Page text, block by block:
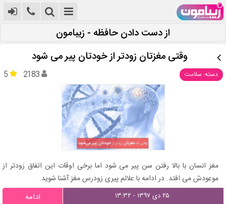
از دست دادن حافظه - زیبامون
وقتی مغزتان زودتر از خودتان پیر می شود
دسته: سلامت 5 2183
مغز انسان با بالا رفتن سن پیر می شود اما برخی اوقات این اتفاق زودتر از
موعودش می افتد. در ادامه با علائم پیری زودرس مغز آشنا شوید.
۲۵ دی ۱۳۹۷ - ۱۳:۳۲ ادامه